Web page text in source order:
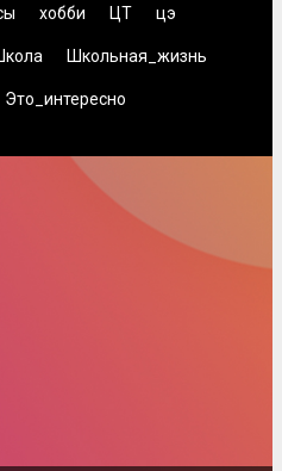
хобби ЦТ цэ
Школьная_жизнь
Это_интересно